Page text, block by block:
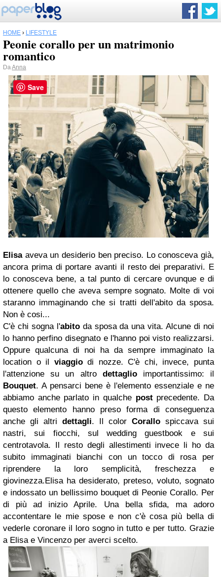
HOME › LIFESTYLE
Peonie corallo per un matrimonio
romantico
DaAnna
Elisaaveva un desiderio ben preciso. Lo conosceva già,
ancora prima di portare avanti il resto dei preparativi. E
lo conosceva bene, a tal punto di cercare ovunque e di
ottenere quello che aveva sempre sognato. Molte di voi
staranno immaginando che si tratti dell'abito da sposa.
Non è cosi...
C'è chi sogna l'abito da sposa da una vita. Alcune di noi
lo hanno perfino disegnato e l'hanno poi visto realizzarsi.
Oppure qualcuna di noi ha da sempre immaginato la
location o il viaggiodi nozze. C'è chi, invece, punta
l'attenzione su un altro dettaglio importantissimo: il
Bouquet. A pensarci bene è l'elemento essenziale e ne
abbiamo anche parlato in qualchepost precedente. Da
questo elemento hanno preso forma di conseguenza
anche gli altri dettagli. Il color Corallo spiccava sui
nastri, sui fiocchi, sul wedding guestbook e sui
centrotavola. Il resto degli allestimenti invece li ho da
subito immaginati bianchi con un tocco di rosa per
riprendere la loro semplicità, freschezza e
giovinezza.Elisa ha desiderato, preteso, voluto, sognato
e indossato un bellissimo bouquet di Peonie Corallo. Per
di più ad inizio Aprile. Una bella sfida, ma adoro
accontentare le mie spose e non c'è cosa più bella di
vederle coronare il loro sogno in tutto e per tutto. Grazie
a Elisa e Vincenzo per averci scelto.
Save